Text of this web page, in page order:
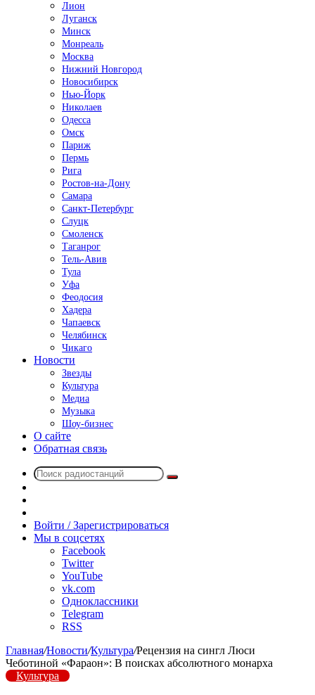
Лион
Луганск
Минск
Монреаль
Москва
Нижний Новгород
Новосибирск
Нью-Йорк
Николаев
Одесса
Омск
Париж
Пермь
Рига
Ростов-на-Дону
Самара
Санкт-Петербург
Слуцк
Смоленск
Таганрог
Тель-Авив
Тула
Уфа
Феодосия
Хадера
Чапаевск
Челябинск
Чикаго
Новости
Звезды
Культура
Медиа
Музыка
Шоу-бизнес
О сайте
Обратная связь
Поиск
радио
Войти / Зарегистрироваться
Мы в соцсетях
Facebook
Twitter
YouTube
vk.com
Одноклассники
Telegram
RSS
Главная/Новости/Культура/Рецензия на сингл Люси
Чеботиной «Фараон»: В поисках абсолютного монарха
Культура